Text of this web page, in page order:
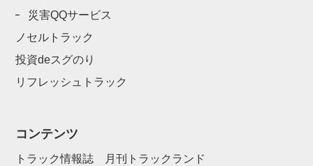
災害QQサービス
ノセルトラック
投資deスグのり
リフレッシュトラック
コンテンツ
トラック情報誌 月刊トラックランド